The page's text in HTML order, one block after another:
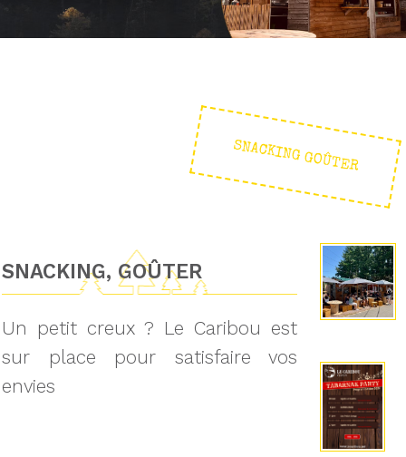
SNACKING GOÛTER
SNACKING, GOÛTER
Un petit creux ? Le Caribou est
sur place pour satisfaire vos
envies